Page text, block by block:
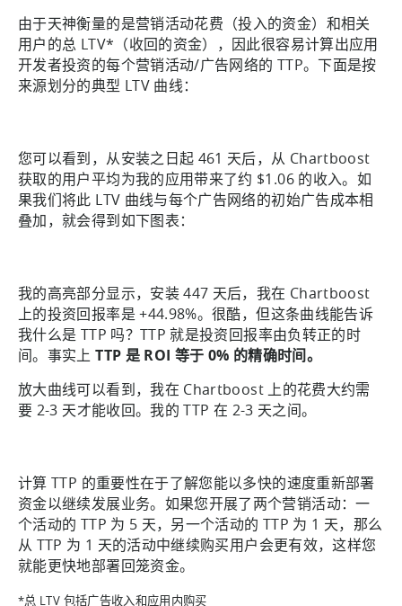
由于天神衡量的是营销活动花费（投入的资金）和相关
用户的总 LTV*（收回的资金），因此很容易计算出应用
开发者投资的每个营销活动/广告网络的 TTP。下面是按
来源划分的典型 LTV 曲线：
您可以看到，从安装之日起 461 天后，从 Chartboost
获取的用户平均为我的应用带来了约 $1.06 的收入。如
果我们将此 LTV 曲线与每个广告网络的初始广告成本相
叠加，就会得到如下图表：
我的高亮部分显示，安装 447 天后，我在 Chartboost
上的投资回报率是 +44.98%。很酷，但这条曲线能告诉
我什么是 TTP 吗？TTP 就是投资回报率由负转正的时
间。事实上TTP 是 ROI 等于 0% 的精确时间。
放大曲线可以看到，我在 Chartboost 上的花费大约需
要 2-3 天才能收回。我的 TTP 在 2-3 天之间。
计算 TTP 的重要性在于了解您能以多快的速度重新部署
资金以继续发展业务。如果您开展了两个营销活动：一
个活动的 TTP 为 5 天，另一个活动的 TTP 为 1 天，那么
从 TTP 为 1 天的活动中继续购买用户会更有效，这样您
就能更快地部署回笼资金。
*总 LTV 包括广告收入和应用内购买